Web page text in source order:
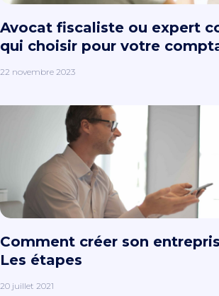
Avocat fiscaliste ou expert
qui choisir pour votre
22 novembre 2023
Comment créer son
Les étapes
20 juillet 2021